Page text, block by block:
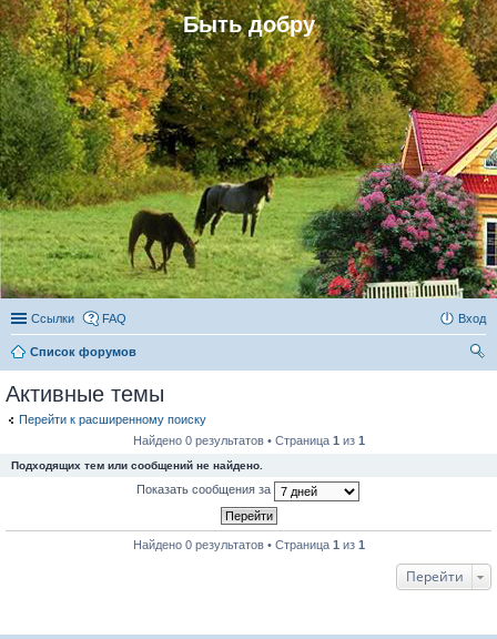
Быть добру
Ссылки FAQ Вход
Список форумов
Активные темы
Перейти к расширенному поиску
Найдено 0 результатов • Страница 1 из 1
Подходящих тем или сообщений не найдено.
Показать сообщения за
Найдено 0 результатов • Страница 1 из 1
Перейти